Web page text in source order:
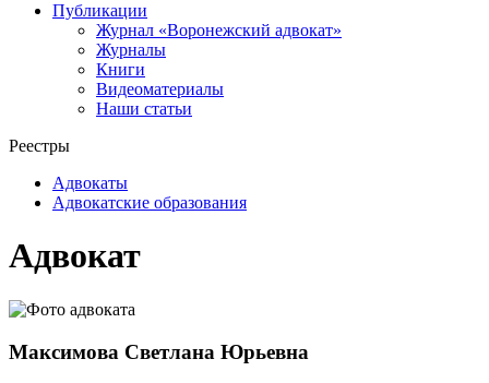
Публикации
Журнал «Воронежский адвокат»
Журналы
Книги
Видеоматериалы
Наши статьи
Реестры
Адвокаты
Адвокатские образования
Адвокат
Максимова Светлана Юрьевна